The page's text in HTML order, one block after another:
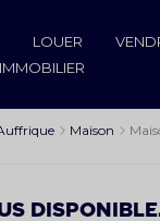
LOUER
Maison